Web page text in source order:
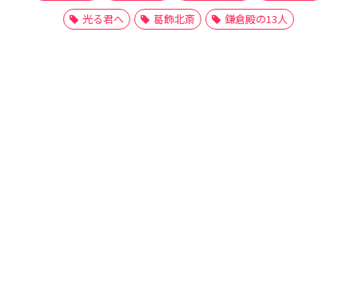
光る君へ
葛飾北斎 鎌倉殿の13人